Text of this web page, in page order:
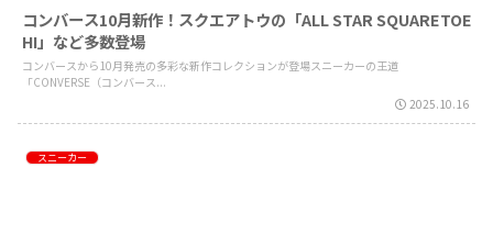
コンバース10月新作！スクエアトウの「ALL STAR SQUARETOE
HI」など多数登場
コンバースから10月発売の多彩な新作コレクションが登場スニーカーの王道
「CONVERSE（コンバース...
2025.10.16
スニーカー